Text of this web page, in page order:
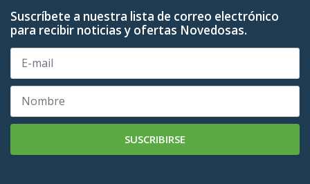
Suscríbete a nuestra lista de correo electrónico
para recibir noticias y ofertas Novedosas.
SUSCRIBIRSE